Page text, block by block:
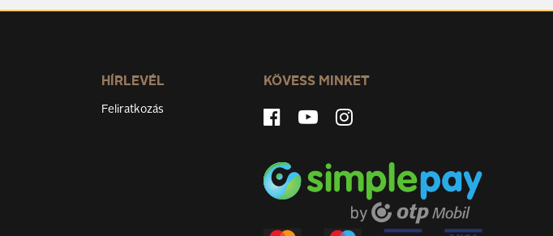
HÍRLEVÉL
Feliratkozás
KÖVESS MINKET